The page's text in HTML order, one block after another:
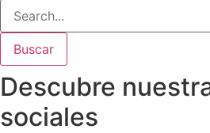
Buscar
Descubre
sociales